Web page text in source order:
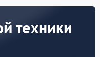
техники